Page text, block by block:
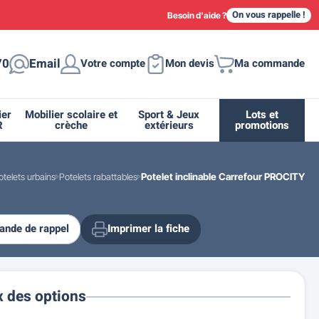
Besoin d'aide ? On vous rappelle !
Email Votre compte Mon devis Ma commande
Fleurissement urbain
Supports et abris vélo moto
Miroir de sécurité routière
Drapeau - Pavoisement
Espace sanitaire
Mobilier scolaire et
crèche
Casiers et meubles de rangement
Sport & Jeux
extérieurs
Lots et
promotions
urbains Potelets rabattables Potelet inclinable Carrefour PROCITY
des options
de rappel Imprimer la fiche